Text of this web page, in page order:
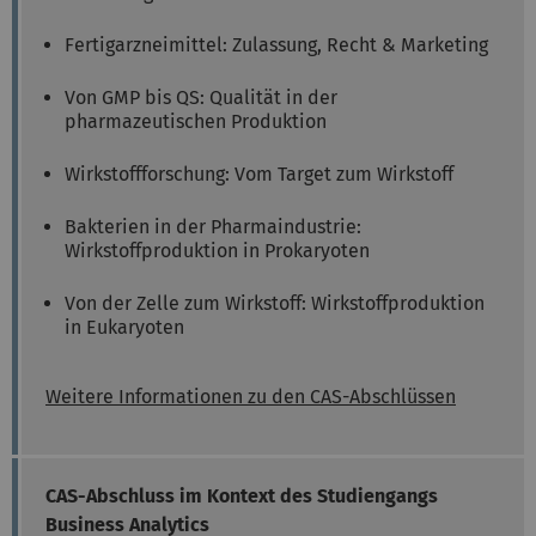
Fertigarzneimittel: Zulassung, Recht & Marketing
Von GMP bis QS: Qualität in der
pharmazeutischen Produktion
Wirkstoffforschung: Vom Target zum Wirkstoff
Bakterien in der Pharmaindustrie:
Wirkstoffproduktion in Prokaryoten
Von der Zelle zum Wirkstoff: Wirkstoffproduktion
in Eukaryoten
Weitere Informationen zu den CAS-Abschlüssen
CAS-Abschluss im Kontext des Studiengangs
Business Analytics